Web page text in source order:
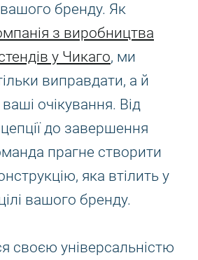
бренду. Як
з виробництва
у Чикаго, ми
виправдати, а й
очікування. Від
до завершення
прагне створити
яка втілить у
вашого бренду.
своєю універсальністю